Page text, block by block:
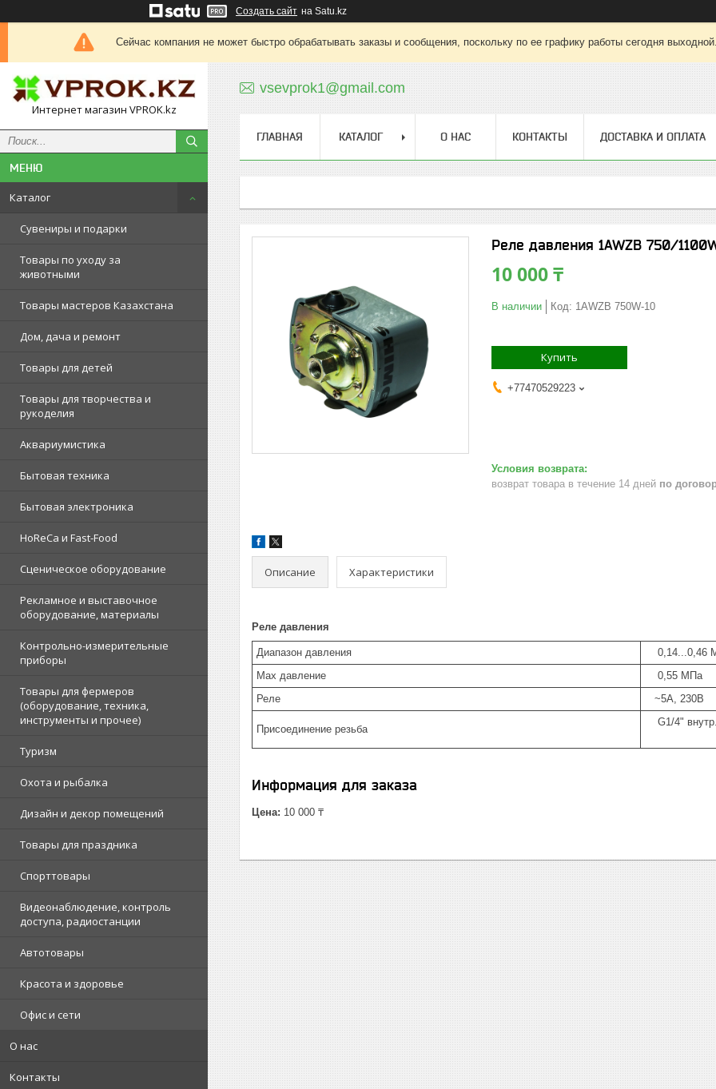
Создать сайт на Satu.kz
Сейчас компания не может быстро обрабатывать заказы и сообщения, поскольку по ее графику работы сегодня
Интернет магазин VPROK.kz
Каталог
Сувениры и подарки
Товары по уходу за
животными
Товары мастеров Казахстана
Дом, дача и ремонт
Товары для детей
Товары для творчества и
рукоделия
Аквариумистика
Бытовая техника
Бытовая электроника
HoReCa и Fast-Food
Сценическое оборудование
Рекламное и выставочное
оборудование, материалы
Контрольно-измерительные
приборы
Товары для фермеров
(оборудование, техника,
инструменты и прочее)
Туризм
Охота и рыбалка
Дизайн и декор помещений
Товары для праздника
Спорттовары
Видеонаблюдение, контроль
доступа, радиостанции
Автотовары
Красота и здоровье
Офис и сети
О нас
Контакты
vsevprok1@gmail.com
ГЛАВНАЯ КАТАЛОГ О НАС КОНТАКТЫ ДОСТАВКА И ОПЛАТА
Реле давления 1AWZB 750/
10 000 ₸
В наличии Код: 1AWZB 750W-10
Купить
+77470529223
возврат товара в течение 14 дней по
Описание Характеристики
Реле давления
Диапазон давления
0,14...0,46
Max давление
0,55 МПа
Реле
~5А, 230В
Присоединение резьба
G1/4"
Информация для заказа
Цена: 10 000 ₸